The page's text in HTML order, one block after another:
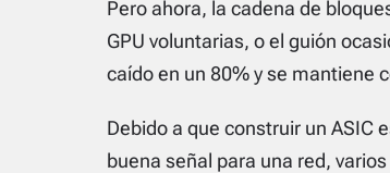
Pero ahora, la cadena de
GPU voluntarias, o el guión
caído en un 80% y se mantiene
Debido a que construir un ASIC
buena señal para una red,